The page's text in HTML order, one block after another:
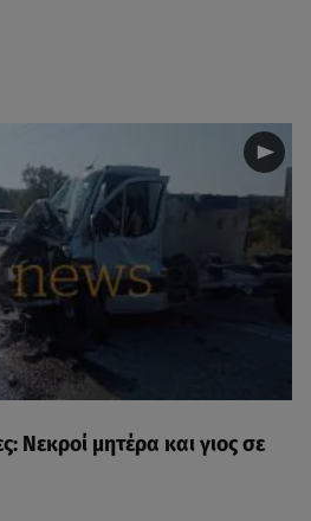
Νεκροί μητέρα και γιος σε